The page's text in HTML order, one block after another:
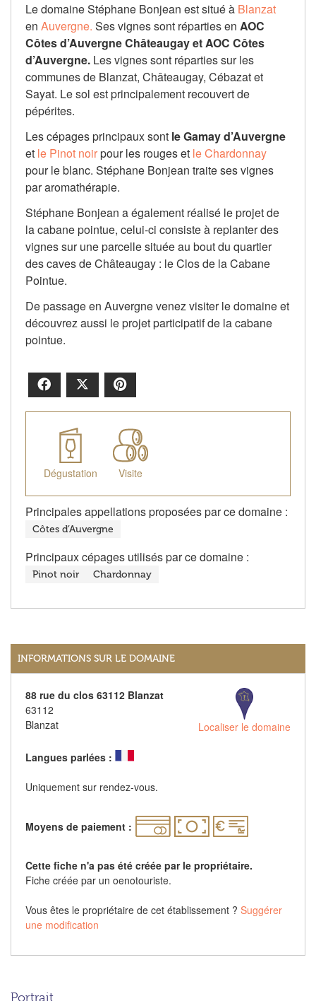
Le domaine Stéphane Bonjean est situé à Blanzat
en Auvergne. Ses vignes sont réparties en AOC
Côtes d’Auvergne Châteaugay et AOC Côtes
d’Auvergne. Les vignes sont réparties sur les
communes de Blanzat, Châteaugay, Cébazat et
Sayat. Le sol est principalement recouvert de
pépérites.
Les cépages principaux sont le Gamay d’Auvergne
et le Pinot noirpour les rouges et le Chardonnay
pour le blanc. Stéphane Bonjean traite ses vignes
par aromathérapie.
Stéphane Bonjean a également réalisé le projet de
la cabane pointue, celui-ci consiste à replanter des
vignes sur une parcelle située au bout du quartier
des caves de Châteaugay : le Clos de la Cabane
Pointue.
De passage en Auvergne venez visiter le domaine et
découvrez aussi le projet participatif de la cabane
pointue.
Facebook
Dégustation Visite
Principales appellations proposées par ce domaine :
Côtes d’Auvergne
Principaux cépages utilisés par ce domaine :
Pinot noir Chardonnay
INFORMATIONS SUR LE DOMAINE
88 rue du clos 63112 Blanzat
63112
Blanzat
Localiser le domaine
Langues parlées :
Uniquement sur rendez-vous.
Moyens de paiement :
Cette fiche n'a pas été créée par le propriétaire.
Fiche créée par un oenotouriste.
Vous êtes le propriétaire de cet établissement ? Suggérer
une modification
Portrait